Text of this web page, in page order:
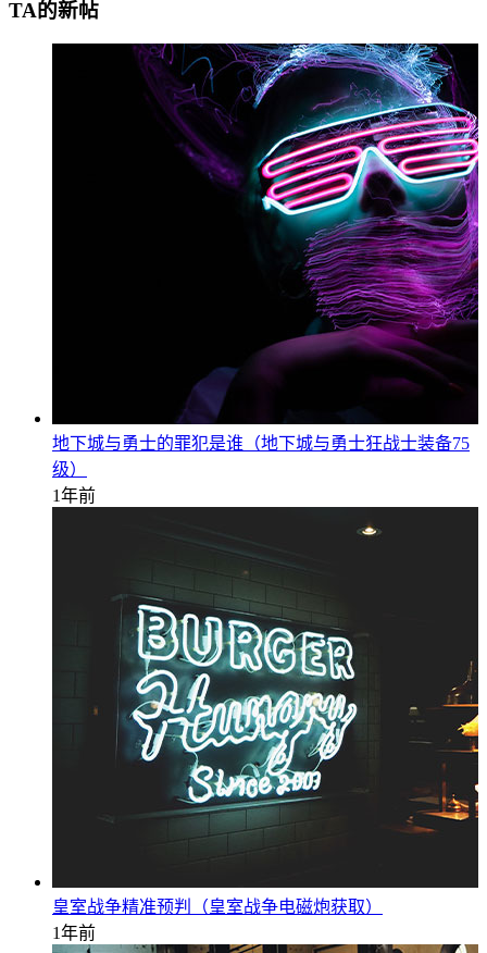
TA的新帖
地下城与勇士的罪犯是谁（地下城与勇士狂战士装备75
级）
1年前
皇室战争精准预判（皇室战争电磁炮获取）
1年前